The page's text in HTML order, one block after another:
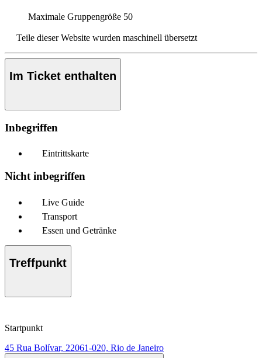
Maximale Gruppengröße 50
Teile dieser Website wurden maschinell übersetzt
Im Ticket enthalten
Inbegriffen
Eintrittskarte
Nicht inbegriffen
Live Guide
Transport
Essen und Getränke
Treffpunkt
Startpunkt
45 Rua Bolívar, 22061-020, Rio de Janeiro